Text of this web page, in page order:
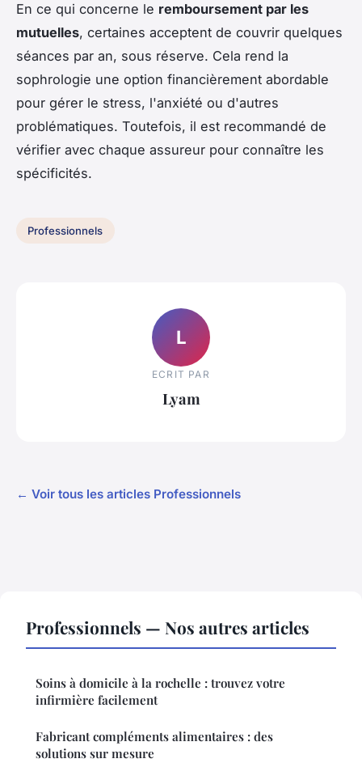
En ce qui concerne le remboursement par les
mutuelles, certaines acceptent de couvrir quelques
séances par an, sous réserve. Cela rend la
sophrologie une option financièrement abordable
pour gérer le stress, l'anxiété ou d'autres
problématiques. Toutefois, il est recommandé de
vérifier avec chaque assureur pour connaître les
spécificités.
Professionnels
L
ECRIT PAR
Lyam
← Voir tous les articles Professionnels
Professionnels — Nos autres articles
Soins à domicile à la rochelle : trouvez votre
infirmière facilement
Fabricant compléments alimentaires : des
solutions sur mesure